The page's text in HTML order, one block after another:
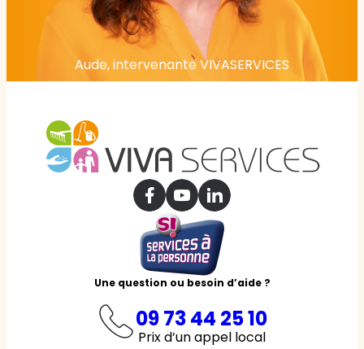
Aude, intervenante VIVASERVICES
Une question ou besoin d’aide ?
09 73 44 25 10
Prix d’un appel local